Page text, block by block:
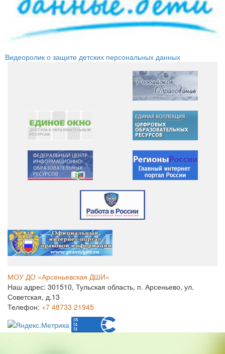
Видеоролик о защите детских персональных данных
МОУ ДО «Арсеньевская ДШИ»
Наш адрес: 301510, Тульская область, п. Арсеньево, ул.
Советская, д.13
Телефон: +7 48733 21945